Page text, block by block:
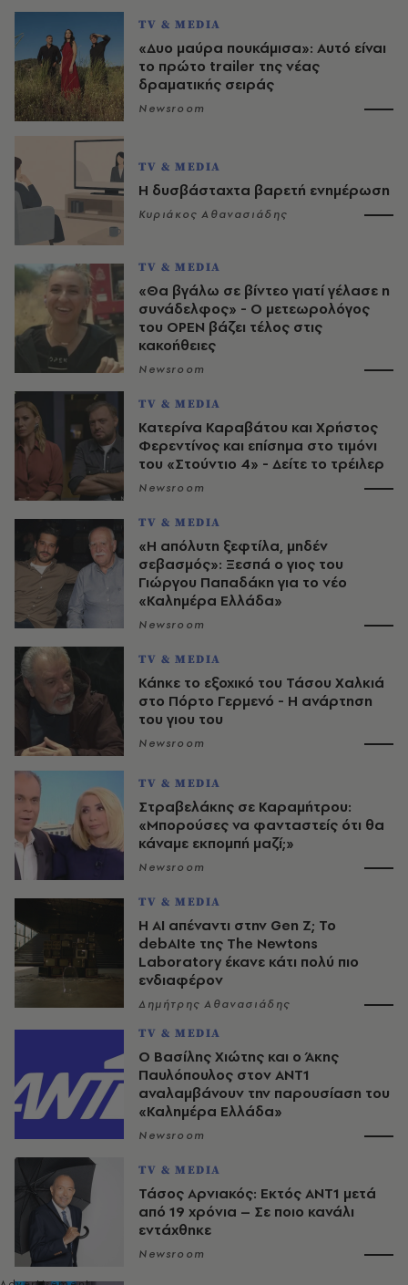
TV & MEDIA
«Δυο μαύρα πουκάμισα»: Αυτό είναι
το πρώτο trailer της νέας
δραματικής σειράς
Newsroom
TV & MEDIA
Η δυσβάσταχτα βαρετή ενημέρωση
Κυριάκος Αθανασιάδης
TV & MEDIA
«Θα βγάλω σε βίντεο γιατί γέλασε η
συνάδελφος» - Ο μετεωρολόγος
του OPEN βάζει τέλος στις
κακοήθειες
Newsroom
TV & MEDIA
Κατερίνα Καραβάτου και Χρήστος
Φερεντίνος και επίσημα στο τιμόνι
του «Στούντιο 4» - Δείτε το τρέιλερ
Newsroom
TV & MEDIA
«Η απόλυτη ξεφτίλα, μηδέν
σεβασμός»: Ξεσπά ο γιος του
Γιώργου Παπαδάκη για το νέο
«Καλημέρα Ελλάδα»
Newsroom
TV & MEDIA
Κάηκε το εξοχικό του Τάσου Χαλκιά
στο Πόρτο Γερμενό - Η ανάρτηση
του γιου του
Newsroom
TV & MEDIA
Στραβελάκης σε Καραμήτρου:
«Μπορούσες να φανταστείς ότι θα
κάναμε εκπομπή μαζί;»
Newsroom
TV & MEDIA
Η AI απέναντι στην Gen Z; Το
debAIte της The Newtons
Laboratory έκανε κάτι πολύ πιο
ενδιαφέρον
Δημήτρης Αθανασιάδης
TV & MEDIA
Ο Βασίλης Χιώτης και ο Άκης
Παυλόπουλος στον ΑΝΤ1
αναλαμβάνουν την παρουσίαση του
«Καλημέρα Ελλάδα»
Newsroom
TV & MEDIA
Τάσος Αρνιακός: Εκτός ΑΝΤ1 μετά
από 19 χρόνια – Σε ποιο κανάλι
εντάχθηκε
Newsroom